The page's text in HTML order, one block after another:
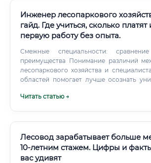
Инженер лесопаркового
гайд. Где учиться, сколько
первую работу без опыта.
Смежные специальности:
преимущества Понимание различий
лесопаркового хозяйства и
областей помогает лучше осознать
специальностей В итоге, специальность инженера
эколога и управленческие навыки
применяя все это для создания и
красивой городской среды.
Читать статью →
Лесовод зарабатывает больше
10-летним стажем. Цифры и
вас удивят